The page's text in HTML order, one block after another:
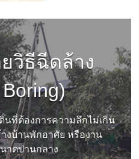
วิธีฉีดล้าง
นที่ต้องการความลึกไม่เกิน
างบ้านพักอาศัย หรืองาน
าดปานกลาง